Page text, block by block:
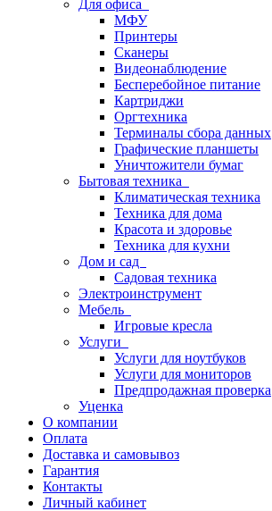
Для офиса
МФУ
Принтеры
Сканеры
Видеонаблюдение
Бесперебойное питание
Картриджи
Оргтехника
Терминалы сбора данных
Графические планшеты
Уничтожители бумаг
Бытовая техника
Климатическая техника
Техника для дома
Красота и здоровье
Техника для кухни
Дом и сад
Садовая техника
Электроинструмент
Мебель
Игровые кресла
Услуги
Услуги для ноутбуков
Услуги для мониторов
Предпродажная проверка
Уценка
О компании
Оплата
Доставка и самовывоз
Гарантия
Контакты
Личный кабинет